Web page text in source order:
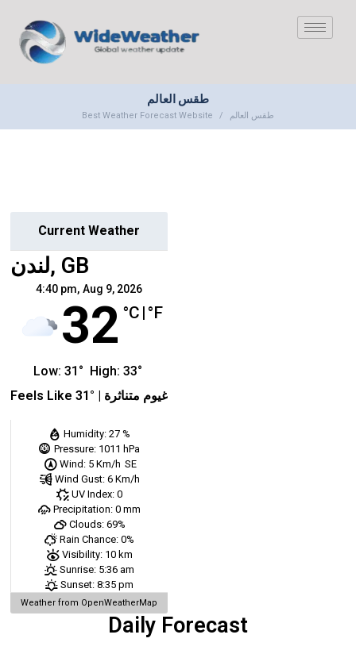
طقس العالم
Best Weather Forecast Website طقس العالم
Current Weather
لندن, GB
4:40 pm, Aug 9, 2026
32 °C |°F
Low: 31 ° High: 33°
Feels Like 31 ° | غيوم متناثرة
Humidity: 27 %
Pressure: 1011 hPa
Wind: 5 Km/h SE
Wind Gust: 6 Km/h
UV Index: 0
Precipitation: 0 mm
Clouds: 69%
Rain Chance: 0%
Visibility: 10 km
Sunrise: 5:36 am
Sunset: 8:35 pm
Weather from OpenWeatherMap
Daily Forecast